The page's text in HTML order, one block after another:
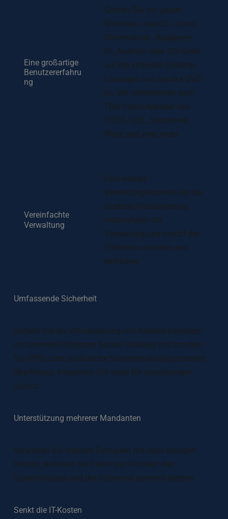
Eine großartige
Benutzererfahru
ng
Greifen Sie von jedem
Windows-, macOS-, Linux-,
Chromebook-, Raspberry
Pi-, Android- oder iOS-Gerät
auf die virtuellen Desktop-
Lösungen von Inuvika OVD
zu. Wir unterstützen auch
Thin Client-Anbieter wie
10ZiG, IGEL, Stratodesk,
Wyse und viele mehr
Vereinfachte
Verwaltung
Eine einzige
Verwaltungskonsole für die
Desktop-Virtualisierung
rationalisiert die
Verwaltung und macht den
IT-Betrieb schneller und
einfacher.
Umfassende Sicherheit
Sichern Sie die Virtualisierung von Remote-Desktops
mit unserem Enterprise Secure Gateway und machen
Sie VPNs oder zusätzliche Sicherheitskonfigurationen
überflüssig. Integrierte 2FA sorgt für zuverlässigen
Schutz.
Unterstützung mehrerer Mandanten
Verwalten Sie mehrere Domänen mit einer einzigen
Instanz, während die Daten aus Gründen des
Datenschutzes und der Sicherheit getrennt bleiben.
Senkt die IT-Kosten